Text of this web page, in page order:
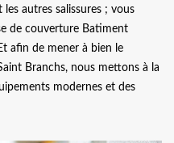
les autres salissures ; vous
de couverture Batiment
afin de mener à bien le
Branchs, nous mettons à la
modernes et des